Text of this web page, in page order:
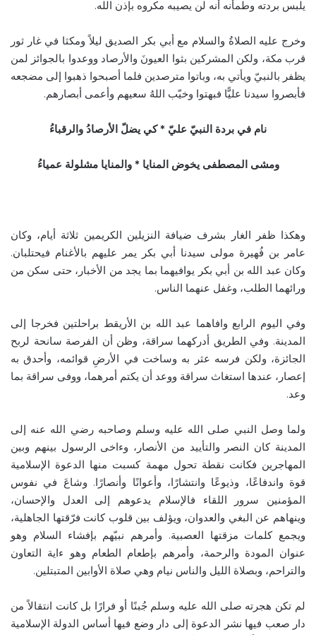
يلبس بردته وطمأنه أنه لن يصيبه مكروه بإذن الله.
وخرج عليه الصلاةُ والسلام مع أبي بكر الصديق ليلاً ومكثا في غار ثور
قرب مكة، ولكن المشركين بثوا العيونَ والأرصاد ووعدوا بالجوائز لمن
يظفر بالنبيّ ويأتي به، وباتوا مترصدين فلما أصبحوا ذهبوا إلى مضجعه
فأبصروا سيدنا عليًّا فبهتوا وخيّب اللهُ سعيهم وأعمى أبصارهم.
نام في بردة النبيّ عليّ * كي يضلّ الأرصادُ والرقباءُ
ومشى المصطفى يخوض المنايا * والمنايا مشلولة عمياءُ
وهكذا ظفر الغار بشرف ضيافة النزيلين الكريمين ثلاثة أيام، وكان
عامر بن فُهيرة مولى سيدنا أبي بكر يمر عليهم بالأغنام فيحتلبان.
وكان عبد الله بن أبي بكر يوافيهما بما يجد من الأخبار، حتى سكن من
ورائهما الطلب، وغفل عنهما الناس.
وفي اليوم الرابع وافاهما عبد الله بن الأريقط براحلتين فخرجا إلى
المدينة. وفي الطريق أدركهما سراقة، وظن أن الفرصة سانحة لربح
الجائزة، ولكن فرسه عثر به وساخت في الأرضِ قوائمه، وأحدق به
إعصار، عندها استغاث سراقة ووعد أن يكتم أمرهما، ووفى سراقة بما
وعد.
ولما وصل النبي صلى الله عليه وسلم وصاحبه رضي الله عنه إلى
المدينة كان النصر والتأييد من الأنصار، وءاخى الرسول بينهم وبين
المهاجرين فكانت نقطة تحول مهمة كسبت منها الدعوة الإسلامية
قوة واندفاعًا، وذيوعًا وانتشارًا، وأعوانًا وأنصارًا. وشاعَ في نفوس
المؤمنين سرور اللقاء فالإسلام يدعوهم إلى العدل والإحسان،
وينهاهم عن البغي والعدوان، ويؤلف بين قلوب كانت فرّقتها الجاهلية،
ويجمع كلمات مزقتها العصبية. وأمرهم نبيّهم بإفشاء السلام وهو
عنوان المودة والرحمة، وأمرهم بإطعام الطعام وهو ءاية التعاون
والتراحم، وبصلاة الليل والناس نيام وهي صلاة الأوابين المتبتلين.
لم تكن هجرته صلى الله عليه وسلم جُبنًا أو فرارًا بل كانت انتقالاً من
دار صعب فيها نشر الدعوة إلى دار وضع فيها أساس الدولة الإسلامية